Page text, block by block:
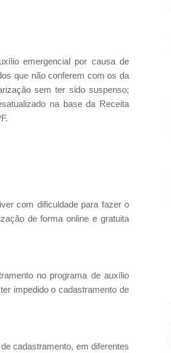
emergencial por causa de
que não conferem com os da
sem ter sido suspenso;
na base da Receita
com dificuldade para fazer o
de forma online e gratuita
no programa de auxílio
impedido o cadastramento de
cadastramento, em diferentes